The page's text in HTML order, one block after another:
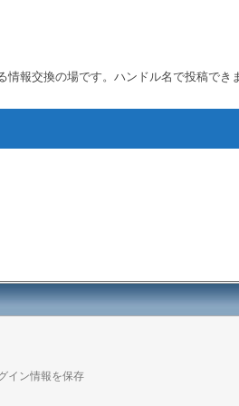
報交換の場です。ハンドル名で投稿でき
コンテンツへ移動
イン情報を保存